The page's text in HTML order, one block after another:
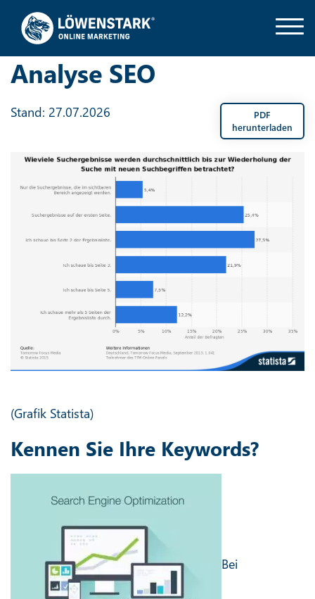
Analyse SEO
PDF
herunterladen
Stand: 27.07.2026
(Grafik Statista)
Kennen Sie Ihre Keywords?
Bei